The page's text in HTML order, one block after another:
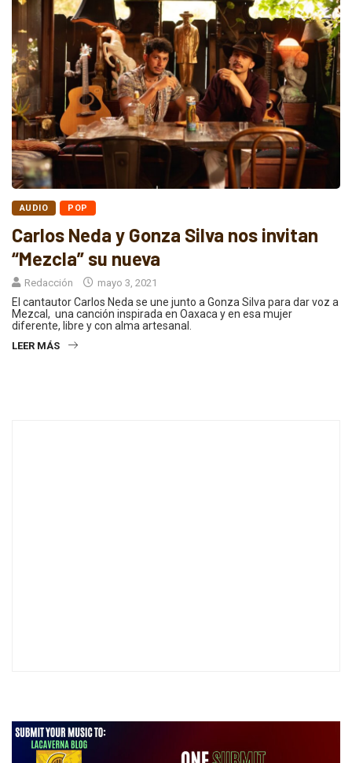
AUDIO POP
Carlos Neda y Gonza Silva nos invitan
“Mezcla” su nueva
Redacción mayo 3, 2021
El cantautor Carlos Neda se une junto a Gonza Silva para dar voz a
Mezcal, una canción inspirada en Oaxaca y en esa mujer
diferente, libre y con alma artesanal.
LEER MÁS